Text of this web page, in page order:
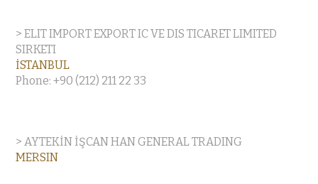
> ELIT IMPORT EXPORT IC VE DIS TICARET LIMITED
SIRKETI
İSTANBUL
Phone: +90 (212) 211 22 33
> AYTEKİN İŞCAN HAN GENERAL TRADING
MERSIN